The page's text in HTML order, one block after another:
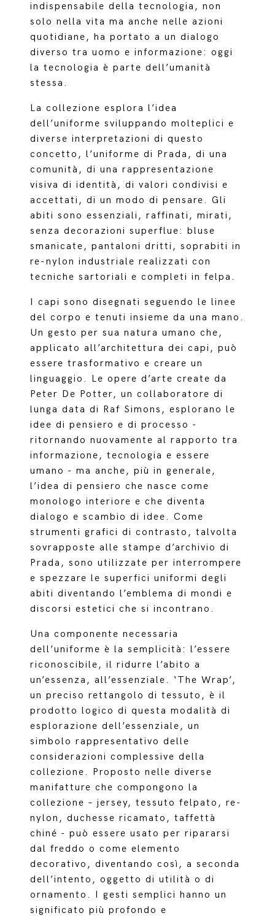
indispensabile della tecnologia, non
solo nella vita ma anche nelle azioni
quotidiane, ha portato a un dialogo
diverso tra uomo e informazione: oggi
la tecnologia è parte dell’umanità
stessa.
La collezione esplora l’idea
dell’uniforme sviluppando molteplici e
diverse interpretazioni di questo
concetto, l’uniforme di Prada, di una
comunità, di una rappresentazione
visiva di identità, di valori condivisi e
accettati, di un modo di pensare. Gli
abiti sono essenziali, raffinati, mirati,
senza decorazioni superflue: bluse
smanicate, pantaloni dritti, soprabiti in
re-nylon industriale realizzati con
tecniche sartoriali e completi in felpa.
I capi sono disegnati seguendo le linee
del corpo e tenuti insieme da una mano.
Un gesto per sua natura umano che,
applicato all’architettura dei capi, può
essere trasformativo e creare un
linguaggio. Le opere d’arte create da
Peter De Potter, un collaboratore di
lunga data di Raf Simons, esplorano le
idee di pensiero e di processo -
ritornando nuovamente al rapporto tra
informazione, tecnologia e essere
umano - ma anche, più in generale,
l’idea di pensiero che nasce come
monologo interiore e che diventa
dialogo e scambio di idee. Come
strumenti grafici di contrasto, talvolta
sovrapposte alle stampe d’archivio di
Prada, sono utilizzate per interrompere
e spezzare le superfici uniformi degli
abiti diventando l’emblema di mondi e
discorsi estetici che si incontrano.
Una componente necessaria
dell’uniforme è la semplicità: l’essere
riconoscibile, il ridurre l’abito a
un’essenza, all’essenziale. ‘The Wrap’,
un preciso rettangolo di tessuto, è il
prodotto logico di questa modalità di
esplorazione dell’essenziale, un
simbolo rappresentativo delle
considerazioni complessive della
collezione. Proposto nelle diverse
manifatture che compongono la
collezione – jersey, tessuto felpato, re-
nylon, duchesse ricamato, taffettà
chiné - può essere usato per ripararsi
dal freddo o come elemento
decorativo, diventando così, a seconda
dell’intento, oggetto di utilità o di
ornamento. I gesti semplici hanno un
significato più profondo e